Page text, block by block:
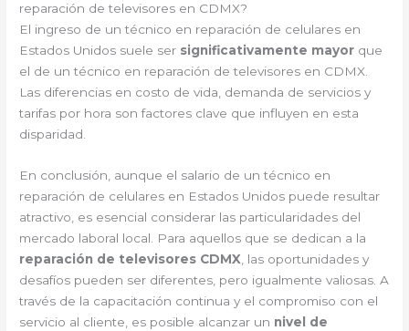
reparación de televisores en CDMX?
El ingreso de un técnico en reparación de celulares en
Estados Unidos suele ser significativamente mayor que
el de un técnico en reparación de televisores en CDMX.
Las diferencias en costo de vida, demanda de servicios y
tarifas por hora son factores clave que influyen en esta
disparidad.
En conclusión, aunque el salario de un técnico en
reparación de celulares en Estados Unidos puede resultar
atractivo, es esencial considerar las particularidades del
mercado laboral local. Para aquellos que se dedican a la
reparación de televisores CDMX , las oportunidades y
desafíos pueden ser diferentes, pero igualmente valiosas. A
través de la capacitación continua y el compromiso con el
servicio al cliente, es posible alcanzar un nivel de